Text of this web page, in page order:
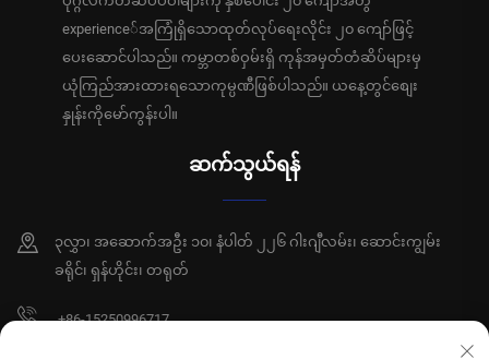
experience်အကြုံရှိသောထုတ်လုပ်ရေးလိုင်း ၂၀ ကျော်ဖြင့်
ပေးဆောင်ပါသည်။ ကမ္ဘာတစ်ဝှမ်းရှိ ကုန်အမှတ်တံဆိပ်များမှ
ယုံကြည်အားထားရသောကုမ္ပဏီဖြစ်ပါသည်။ ယနေ့တွင်စျေး
နှုန်းကိုမော်ကွန်းပါ။
ဆက်သွယ်ရန်
၃လွှာ၊ အဆောက်အဦး ၁၀၊ နံပါတ် ၂၂၆ ဂါးဂျီလမ်း၊ ဆောင်းကျွမ်း
ခရိုင်၊ ရှန်ဟိုင်း၊ တရုတ်
+86-15250996717